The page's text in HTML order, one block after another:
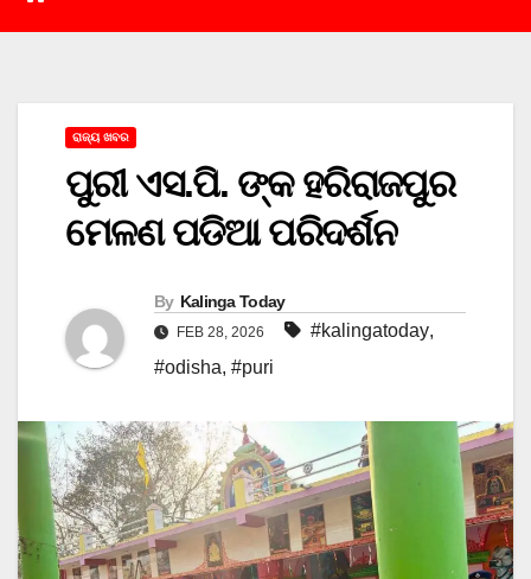
ରାଜ୍ୟ ଖବର
ପୁରୀ ଏସ.ପି. ଙ୍କ ହରିରାଜପୁର
ମେଳଣ ପଡିଆ ପରିଦର୍ଶନ
By Kalinga Today
FEB 28, 2026 #kalingatoday,
#odisha, #puri